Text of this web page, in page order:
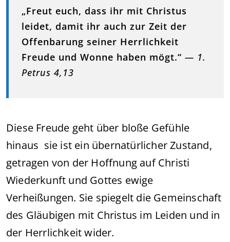
„Freut euch, dass ihr mit Christus
leidet, damit ihr auch zur Zeit der
Offenbarung seiner Herrlichkeit
Freude und Wonne haben mögt.“ — 1.
Petrus 4,13
Diese Freude geht über bloße Gefühle
hinaus sie ist ein übernatürlicher Zustand,
getragen von der Hoffnung auf Christi
Wiederkunft und Gottes ewige
Verheißungen. Sie spiegelt die Gemeinschaft
des Gläubigen mit Christus im Leiden und in
der Herrlichkeit wider.